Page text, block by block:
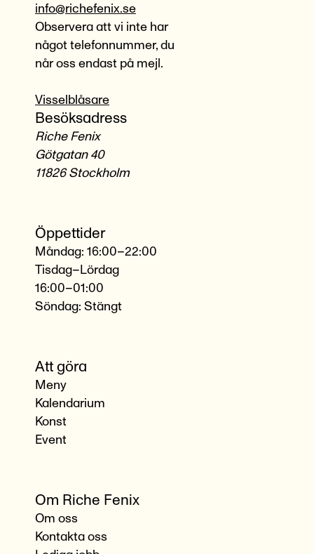
Öppettider
Måndag: 16:00–22:00
Tisdag–Lördag
16:00–01:00
Söndag: Stängt
Att göra
Meny
Kalendarium
Konst
Event
Om Riche Fenix
Om oss
Kontakta oss
info@richefenix.se
Observera att vi inte har
något telefonnummer, du
når oss endast på mejl.
Visselblåsare
Besöksadress
Riche Fenix
Götgatan 40
11826 Stockholm